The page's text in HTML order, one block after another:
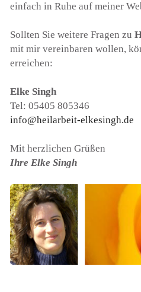
einfach in Ruhe auf meiner
Sollten Sie weitere Fragen zu
mit mir vereinbaren wollen,
erreichen:
Elke Singh
Tel: 05405 805346
info@heilarbeit-elkesingh.de
Mit herzlichen Grüßen
Ihre Elke Singh